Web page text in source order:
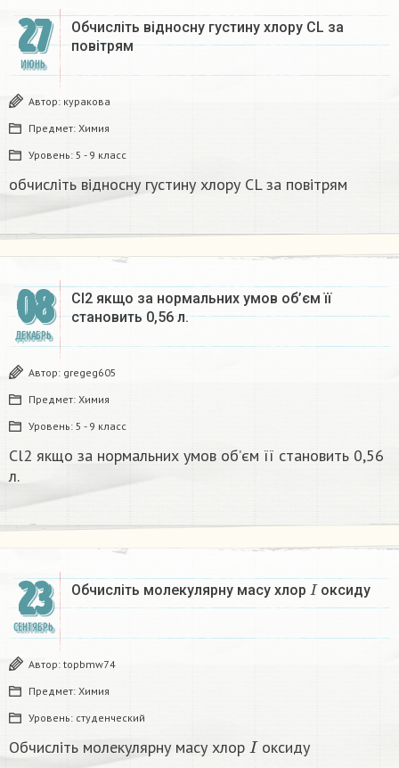
27
ИЮНЬ
Обчисліть відносну густину хлору CL за
повітрям
Автор: куракова
Предмет: Химия
Уровень: 5 - 9 класс
обчисліть відносну густину хлору CL за повітрям
08
ДЕКАБРЬ
Cl2 якщо за нормальних умов об’єм її
становить 0,56 л.
Автор: gregeg605
Предмет: Химия
Уровень: 5 - 9 класс
Cl2 якщо за нормальних умов об’єм її становить 0,56
л.
23
СЕНТЯБРЬ
Обчисліть молекулярну масу хлор I оксиду
Автор: topbmw74
Предмет: Химия
Уровень: студенческий
Обчисліть молекулярну масу хлор Iоксиду